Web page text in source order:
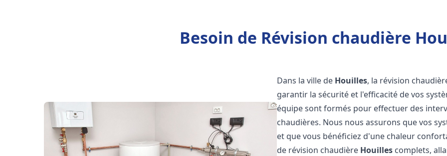
Besoin de Révision chaudière
Dans la ville de Houilles, la révision
garantir la sécurité et l'efficacité de vos
équipe sont formés pour effectuer des
chaudières. Nous nous assurons que vos
et que vous bénéficiez d'une chaleur
de révision chaudière Houilles complets,